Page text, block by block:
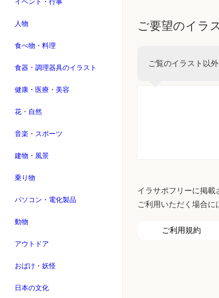
人物
食べ物・料理
食器・調理器具のイラスト
健康・医療・美容
花・自然
音楽・スポーツ
建物・風景
乗り物
パソコン・電化製品
動物
アウトドア
おばけ・妖怪
日本の文化
ご要望のイラ
ご覧のイラスト以
イラサポフリーに掲
ご利用いただく場合に
ご利用規約